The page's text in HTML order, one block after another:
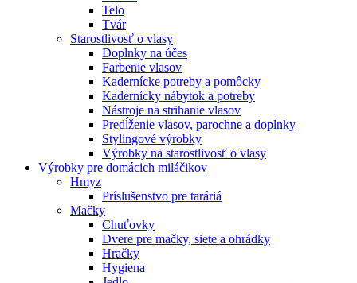
Telo
Tvár
Starostlivosť o vlasy
Doplnky na účes
Farbenie vlasov
Kadernícke potreby a pomôcky
Kadernícky nábytok a potreby
Nástroje na strihanie vlasov
Predĺženie vlasov, parochne a doplnky
Stylingové výrobky
Výrobky na starostlivosť o vlasy
Výrobky pre domácich miláčikov
Hmyz
Príslušenstvo pre taráriá
Mačky
Chuťovky
Dvere pre mačky, siete a ohrádky
Hračky
Hygiena